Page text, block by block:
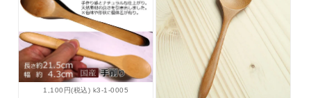
1,100円(税込) k3-1-0005